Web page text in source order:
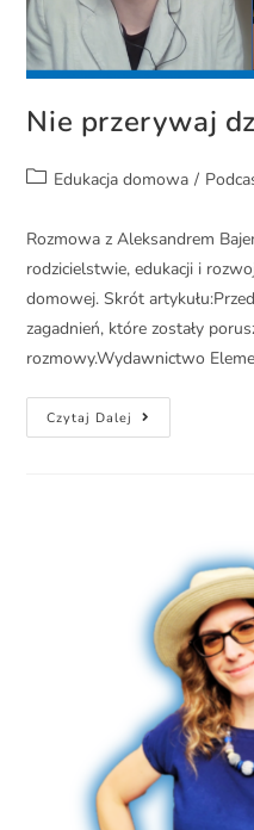
Nie przerywaj
Edukacja domowa /
Rozmowa z Aleksandrem
rodzicielstwie, edukacji i
domowej. Skrót
zagadnień, które zostały
rozmowy.Wydawnictwo
Czytaj Dalej